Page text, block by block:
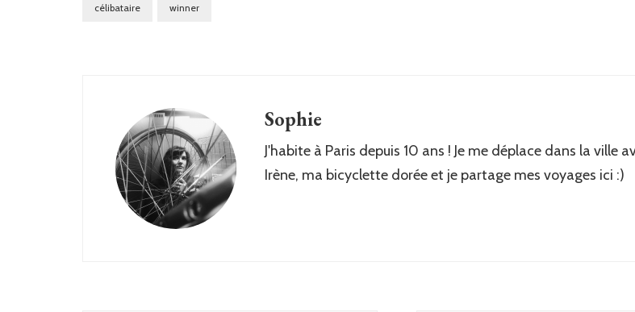
célibataire winner
Sophie
J'habite à Paris depuis 10 ans ! Je me déplace dans la ville
Irène, ma bicyclette dorée et je partage mes voyages ici :)